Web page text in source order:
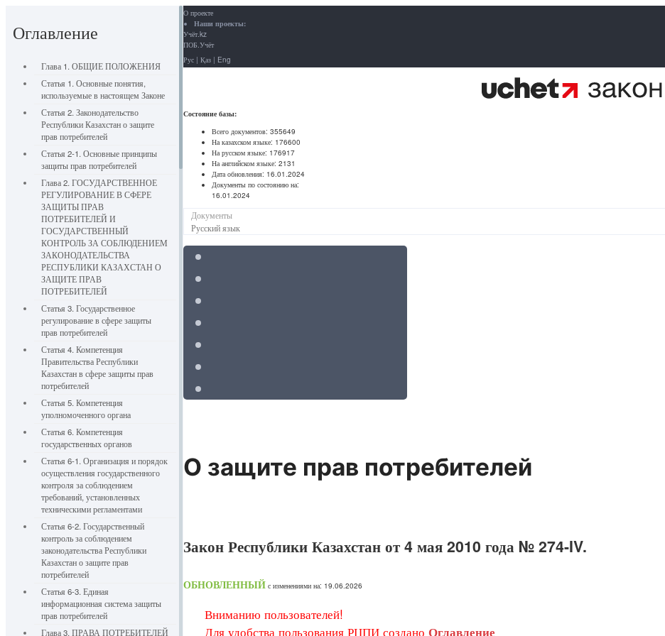
Оглавление
Глава 1. ОБЩИЕ ПОЛОЖЕНИЯ
Статья 1. Основные понятия,
используемые в настоящем Законе
Статья 2. Законодательство
Республики Казахстан о защите
прав потребителей
Статья 2-1. Основные принципы
защиты прав потребителей
Глава 2. ГОСУДАРСТВЕННОЕ
РЕГУЛИРОВАНИЕ В СФЕРЕ
ЗАЩИТЫ ПРАВ
ПОТРЕБИТЕЛЕЙ И
ГОСУДАРСТВЕННЫЙ
КОНТРОЛЬ ЗА СОБЛЮДЕНИЕМ
ЗАКОНОДАТЕЛЬСТВА
РЕСПУБЛИКИ КАЗАХСТАН О
ЗАЩИТЕ ПРАВ
ПОТРЕБИТЕЛЕЙ
Статья 3. Государственное
регулирование в сфере защиты
прав потребителей
Статья 4. Компетенция
Правительства Республики
Казахстан в сфере защиты прав
потребителей
Статья 5. Компетенция
уполномоченного органа
Статья 6. Компетенция
государственных органов
Статья 6-1. Организация и порядок
осуществления государственного
контроля за соблюдением
требований, установленных
техническими регламентами
Статья 6-2. Государственный
контроль за соблюдением
законодательства Республики
Казахстан о защите прав
потребителей
Статья 6-3. Единая
информационная система защиты
прав потребителей
Глава 3. ПРАВА ПОТРЕБИТЕЛЕЙ
О проекте
Наши проекты:
Учёт.kz
ПОБ.Учёт
Рус | Қаз | Eng
Состояние базы:
Всего документов: 355649
На казахском языке: 176600
На русском языке: 176917
На английском языке: 2131
Дата обновления: 16.01.2024
Документы по состоянию на:
16.01.2024
Документы
Русский язык
О защите прав потребителей
Закон Республики Казахстан от 4 мая 2010 года № 274-IV.
ОБНОВЛЕННЫЙ с изменениями на: 19.06.2026
Вниманию пользователей!
Для удобства пользования РЦПИ создано Оглавление